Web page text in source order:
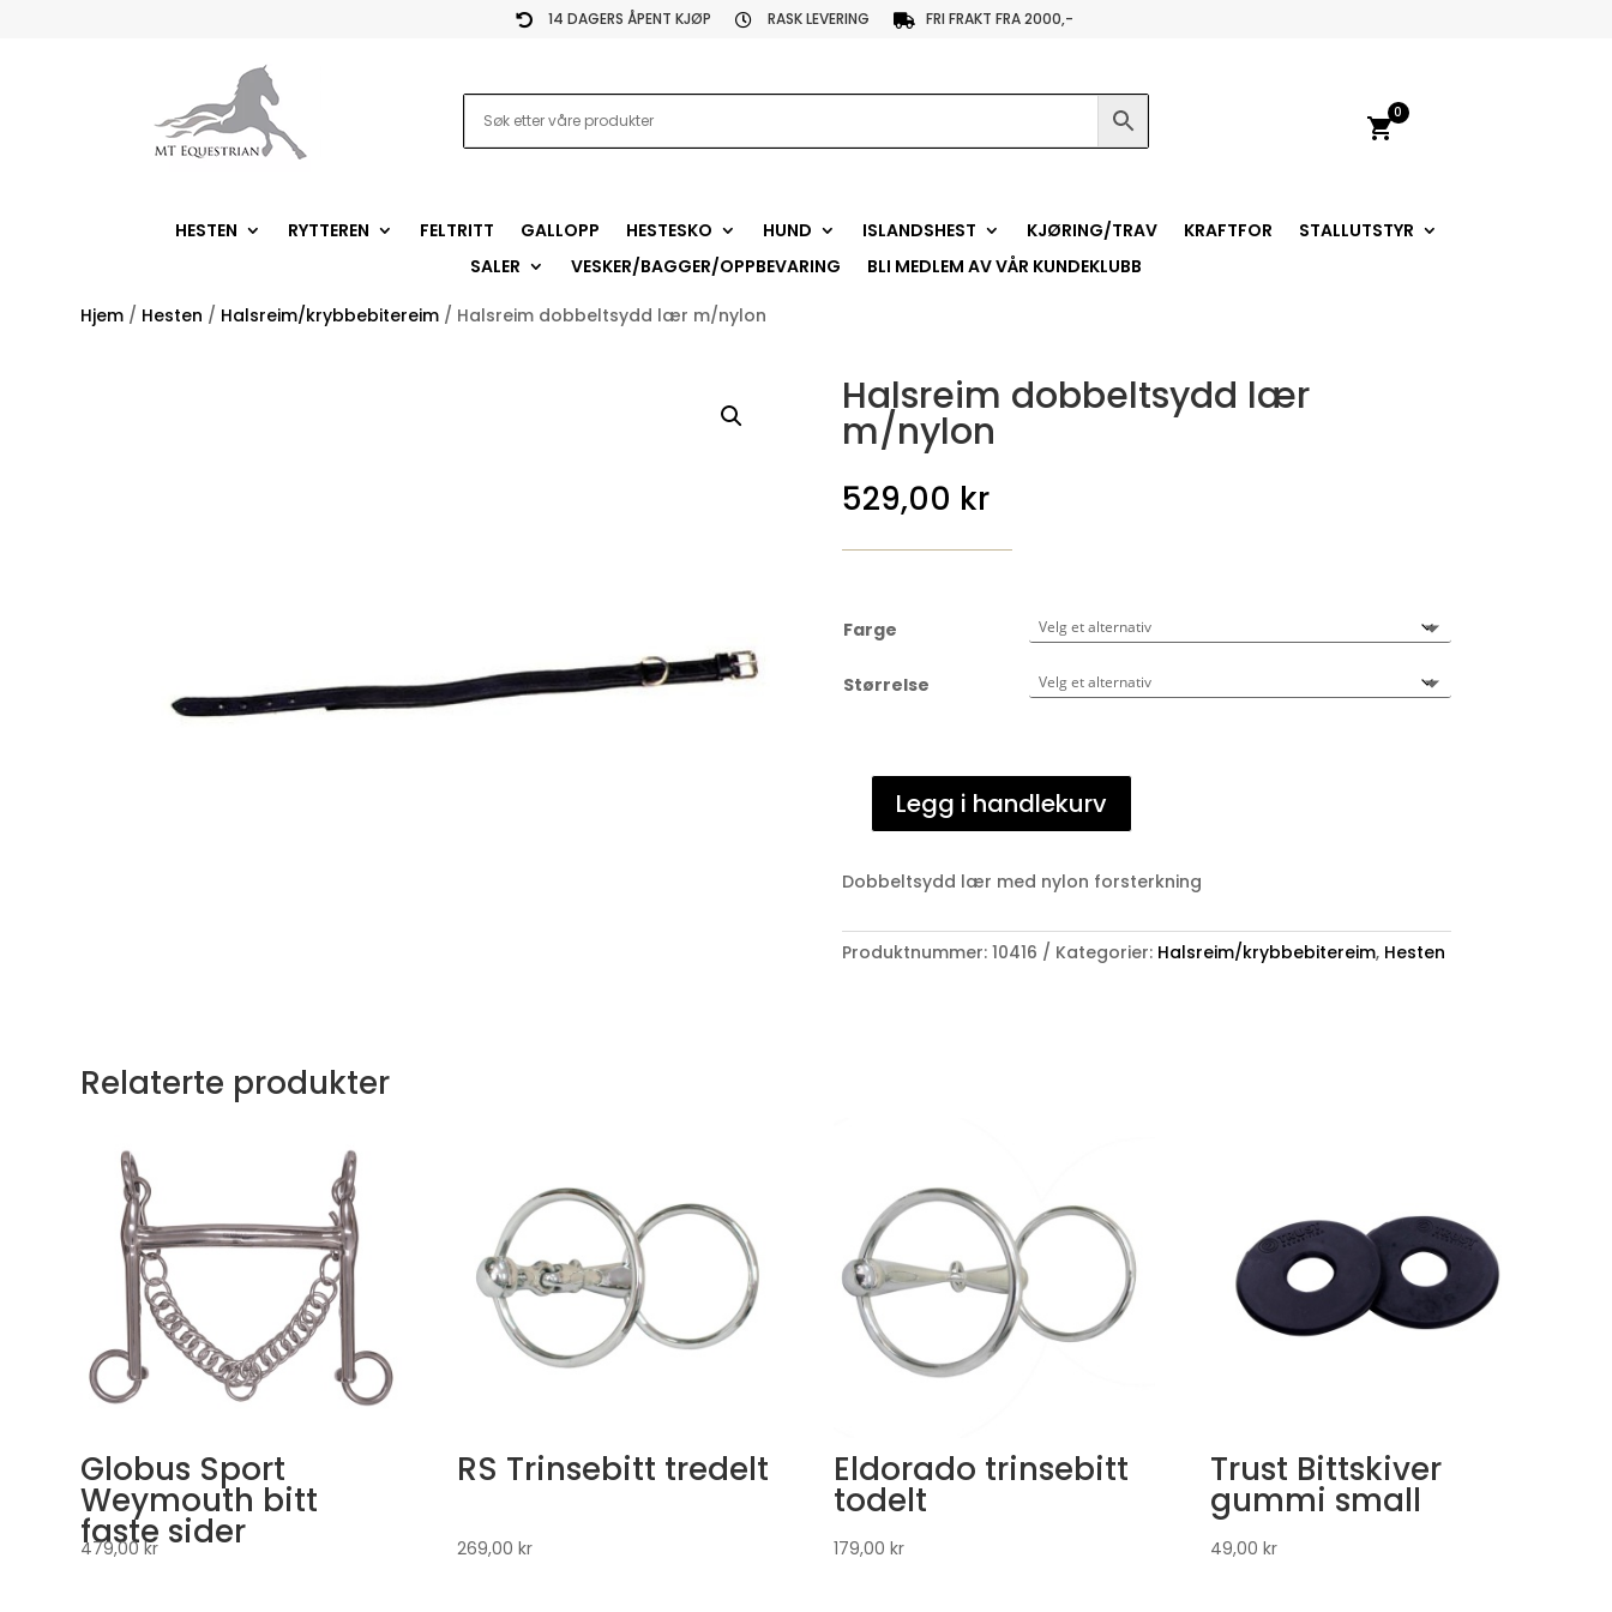
 14 DAGERS ÅPENT KJØP  RASK LEVERING  FRI FRAKT FRA 2000,-
shopping_cart
0
HESTEN RYTTEREN FELTRITT GALLOPP HESTESKO HUND ISLANDSHEST KJØRING/TRAV KRAFTFOR
STALLUTSTYR
SALER
VESKER/BAGGER/OPPBEVARING BLI MEDLEM AV VÅR KUNDEKLUBB
Hjem / Hesten / Halsreim/krybbebitereim / Halsreim dobbeltsydd lær m/nylon
Halsreim dobbeltsydd lær
m/nylon
529,00 kr
Farge
Størrelse
Halsreim
lær
antall
Legg i handlekurv
Dobbeltsydd lær med nylon forsterkning
Produktnummer: 10416 Kategorier: Halsreim/krybbebitereim, Hesten
Relaterte produkter
Globus Sport
Weymouth bitt
faste sider
479,00kr
RS Trinsebitt tredelt
269,00kr
Eldorado trinsebitt
todelt
179,00 kr
Trust Bittskiver
gummi small
49,00 kr